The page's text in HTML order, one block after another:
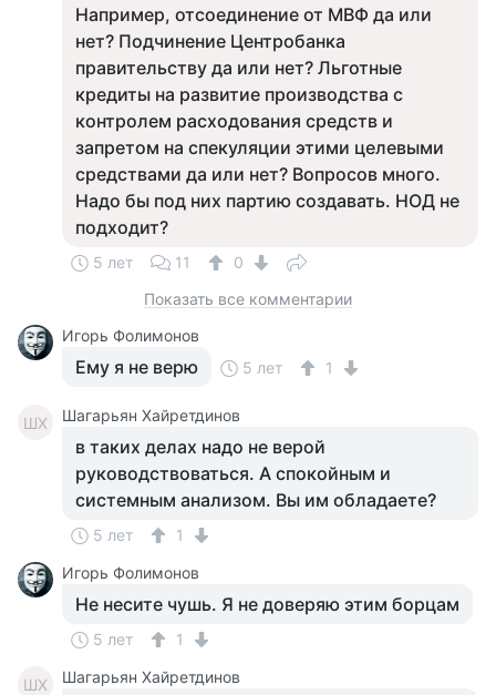
Например, отсоединение от МВФ да или
нет? Подчинение Центробанка
правительству да или нет? Льготные
кредиты на развитие производства с
контролем расходования средств и
запретом на спекуляции этими целевыми
средствами да или нет? Вопросов много.
Надо бы под них партию создавать. НОД не
подходит?
5 лет 11
0
Показать все комментарии
Игорь Фолимонов
Ему я не верю 5 лет 1
ШХ Шагарьян Хайретдинов
в таких делах надо не верой
руководствоваться. А спокойным и
системным анализом. Вы им обладаете?
5 лет
1
Игорь Фолимонов
Не несите чушь. Я не доверяю этим борцам
5 лет 1
ШХ Шагарьян Хайретдинов